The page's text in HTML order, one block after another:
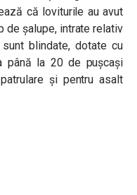
că loviturile au avut
de șalupe, intrate relativ
blindate, dotate cu
până la 20 de pușcași
și pentru asalt